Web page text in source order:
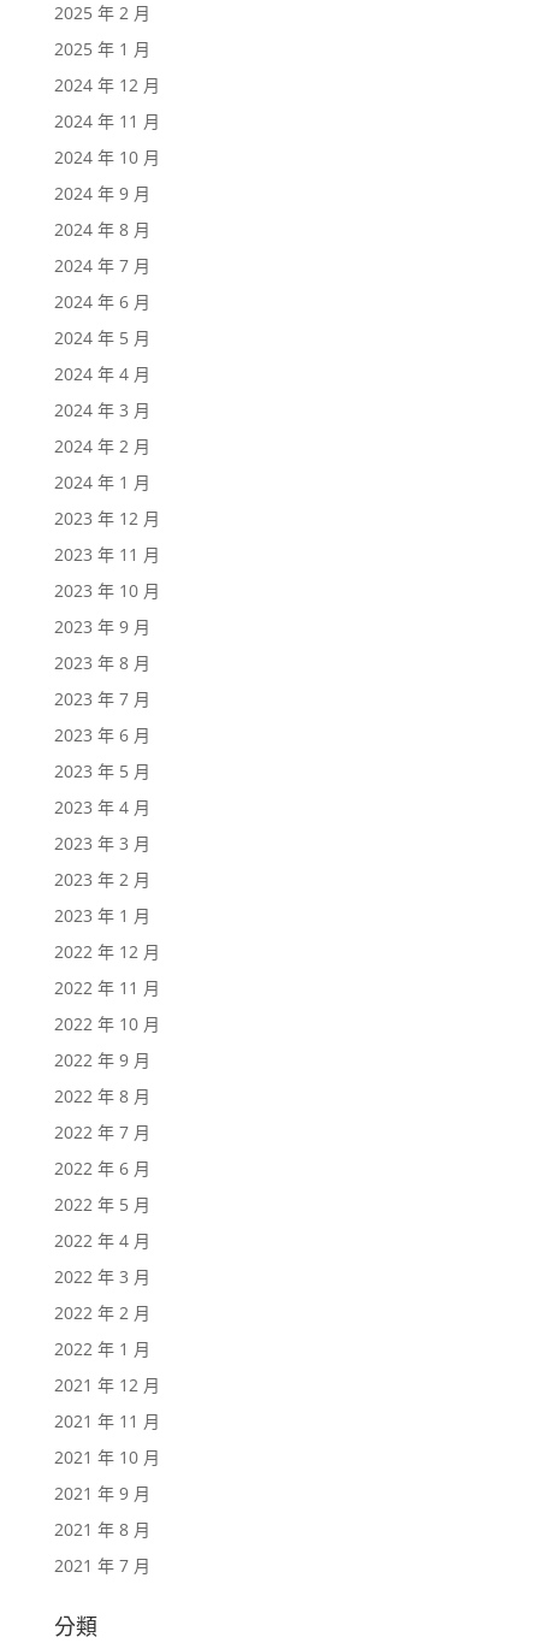
2025 年 2 月
2025 年 1 月
2024 年 12 月
2024 年 11 月
2024 年 10 月
2024 年 9 月
2024 年 8 月
2024 年 7 月
2024 年 6 月
2024 年 5 月
2024 年 4 月
2024 年 3 月
2024 年 2 月
2024 年 1 月
2023 年 12 月
2023 年 11 月
2023 年 10 月
2023 年 9 月
2023 年 8 月
2023 年 7 月
2023 年 6 月
2023 年 5 月
2023 年 4 月
2023 年 3 月
2023 年 2 月
2023 年 1 月
2022 年 12 月
2022 年 11 月
2022 年 10 月
2022 年 9 月
2022 年 8 月
2022 年 7 月
2022 年 6 月
2022 年 5 月
2022 年 4 月
2022 年 3 月
2022 年 2 月
2022 年 1 月
2021 年 12 月
2021 年 11 月
2021 年 10 月
2021 年 9 月
2021 年 8 月
2021 年 7 月
分類